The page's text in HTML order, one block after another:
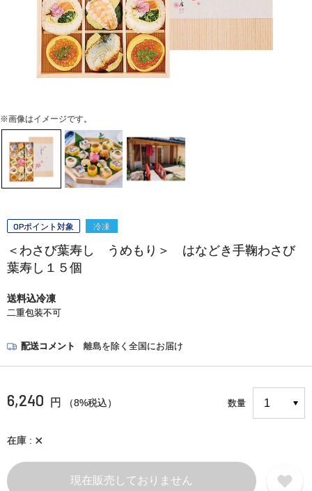
※画像はイメージです。
OPポイント対象 冷凍
＜わさび葉寿し うめもり＞ はなどき手鞠わさび
葉寿し１５個
送料込冷凍
二重包装不可
配送コメント 離島を除く全国にお届け
6,240 円 （8%税込） 数量
在庫 ×
現在販売しておりません